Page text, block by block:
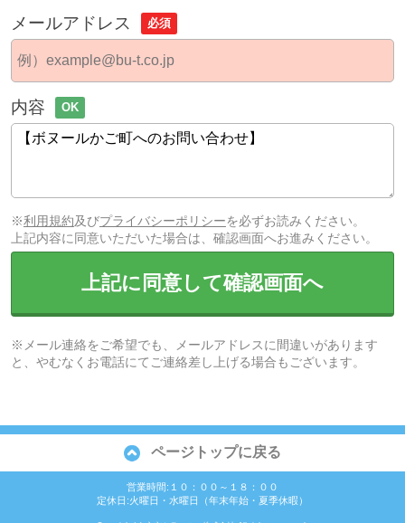
メールアドレス 必須
内容 OK
※利用規約及びプライバシーポリシーを必ずお読みください。
上記内容に同意いただいた場合は、確認画面へお進みください。
上記に同意して確認画面へ
※メール連絡をご希望でも、メールアドレスに間違いがあります
と、やむなくお電話にてご連絡差し上げる場合もございます。
ページトップに戻る
営業時間:１０：００～１８：００
定休日:火曜日・水曜日（年末年始・夏季休暇）